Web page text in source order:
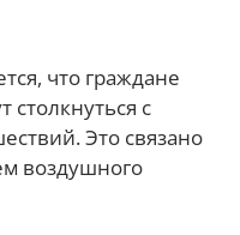
что граждане
с
Это связано
воздушного